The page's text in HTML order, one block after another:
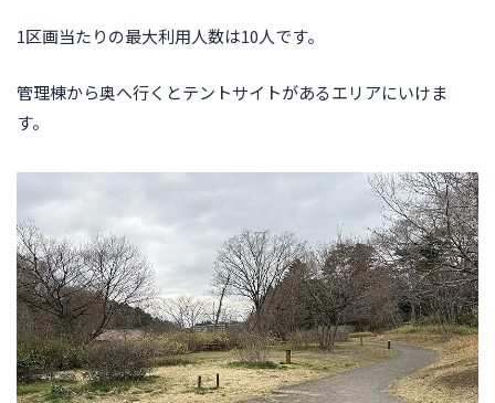
1区画当たりの最大利用人数は10人です。
管理棟から奥へ行くとテントサイトがあるエリアにいけま
す。